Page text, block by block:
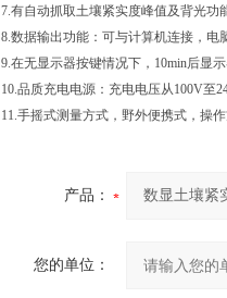
7.有自动抓取土壤紧实度峰值及背光功
8.数据输出功能：可与计算机连接，电
9.在无显示器按键情况下，10min后显示
10.品质充电电源：充电电压从100V至
11.手摇式测量方式，野外便携式，操
产品：
您的单位：